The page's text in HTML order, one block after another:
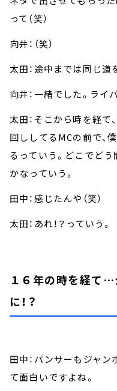
って（笑）
向井：（笑）
太田：途中までは同じ道
向井：一緒でした。ライ
太田：そこから時を経て
回ししてるMCの前で、
るっていう。どこでど
かなっていう。
田中：感じたんや（笑）
太田：あれ！？っていう。
１６年の時を経て
に！？
田中：パンサーもジャ
て面白いですよね。